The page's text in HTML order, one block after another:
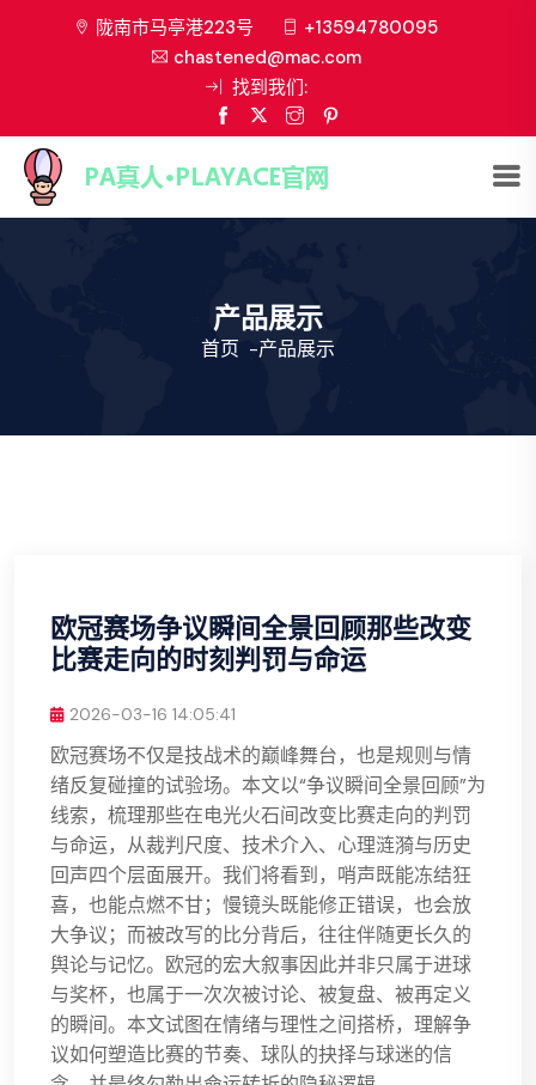
陇南市马亭港223号
+13594780095
chastened@mac.com
找到我们:
产品展示
首页 -产品展示
欧冠赛场争议瞬间全景回顾那些改变
比赛走向的时刻判罚与命运
2026-03-16 14:05:41
欧冠赛场不仅是技战术的巅峰舞台，也是规则与情
绪反复碰撞的试验场。本文以“争议瞬间全景回顾”为
线索，梳理那些在电光火石间改变比赛走向的判罚
与命运，从裁判尺度、技术介入、心理涟漪与历史
回声四个层面展开。我们将看到，哨声既能冻结狂
喜，也能点燃不甘；慢镜头既能修正错误，也会放
大争议；而被改写的比分背后，往往伴随更长久的
舆论与记忆。欧冠的宏大叙事因此并非只属于进球
与奖杯，也属于一次次被讨论、被复盘、被再定义
的瞬间。本文试图在情绪与理性之间搭桥，理解争
议如何塑造比赛的节奏、球队的抉择与球迷的信